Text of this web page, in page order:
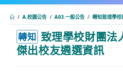
/ A.校園公告 / A03.一般公告 / 轉知致理學校
轉知 致理學校財團法
傑出校友遴選資訊